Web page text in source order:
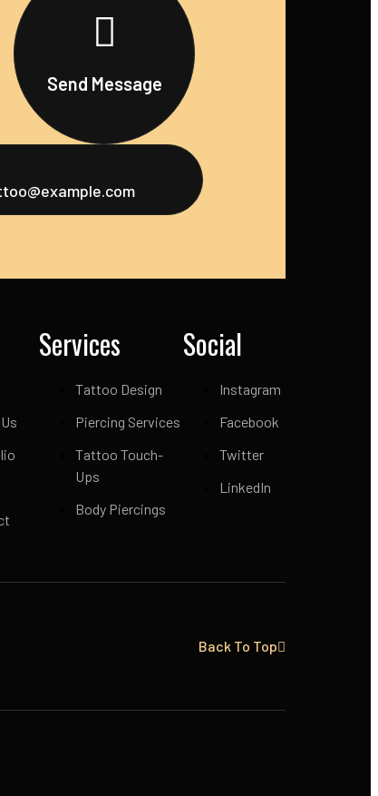
Send Message
Services
Tattoo Design
Piercing Services
Tattoo Touch-
Ups
Body Piercings
Social
Instagram
Facebook
Twitter
LinkedIn
Back To Top